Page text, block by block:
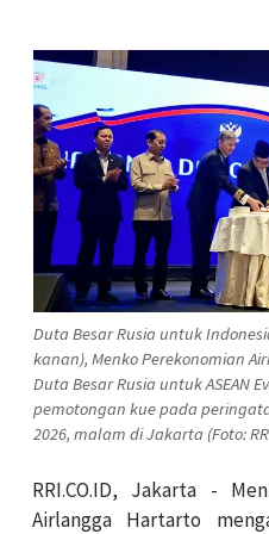
Duta Besar Rusia untuk
kanan), Menko Perekonomian
Duta Besar Rusia untuk ASEAN
pemotongan kue pada
2026, malam di Jakarta (Foto:
RRI.CO.ID, Jakarta -
Airlangga Hartarto